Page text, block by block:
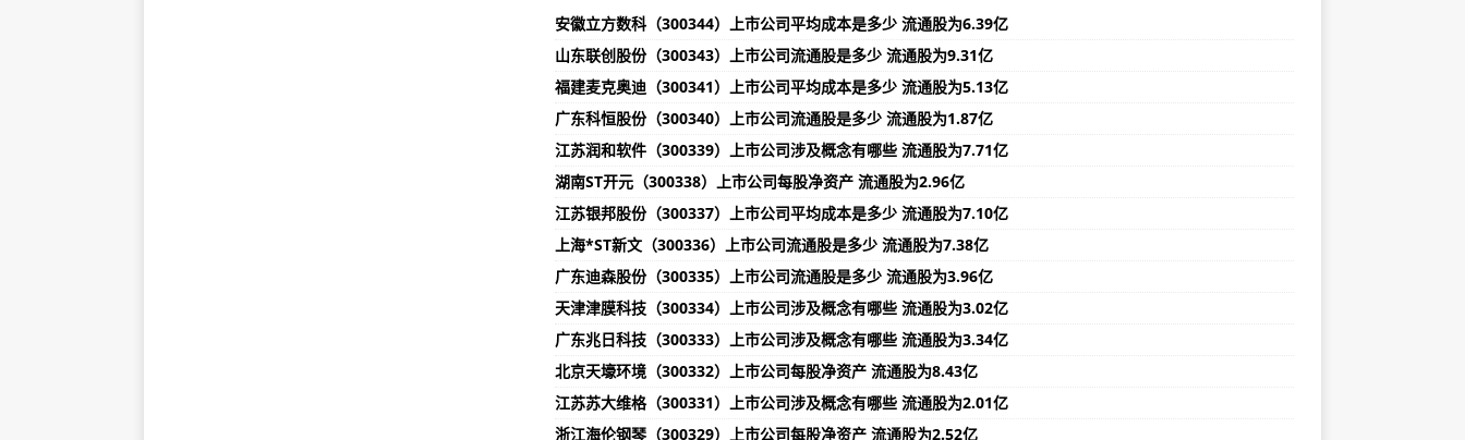
安徽立方数科（300344）上市公司平均成本是多少 流通股为6.39亿
山东联创股份（300343）上市公司流通股是多少 流通股为9.31亿
福建麦克奥迪（300341）上市公司平均成本是多少 流通股为5.13亿
广东科恒股份（300340）上市公司流通股是多少 流通股为1.87亿
江苏润和软件（300339）上市公司涉及概念有哪些 流通股为7.71亿
湖南ST开元（300338）上市公司每股净资产 流通股为2.96亿
江苏银邦股份（300337）上市公司平均成本是多少 流通股为7.10亿
上海*ST新文（300336）上市公司流通股是多少 流通股为7.38亿
广东迪森股份（300335）上市公司流通股是多少 流通股为3.96亿
天津津膜科技（300334）上市公司涉及概念有哪些 流通股为3.02亿
广东兆日科技（300333）上市公司涉及概念有哪些 流通股为3.34亿
北京天壕环境（300332）上市公司每股净资产 流通股为8.43亿
江苏苏大维格（300331）上市公司涉及概念有哪些 流通股为2.01亿
浙江海伦钢琴（300329）上市公司每股净资产 流通股为2.52亿